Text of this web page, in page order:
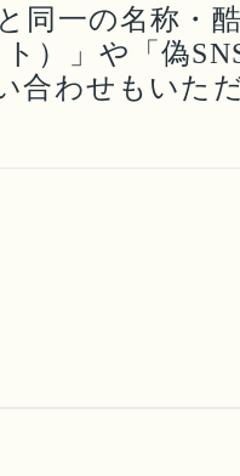
同一の名称・酷
）」や「偽
合わせもいた